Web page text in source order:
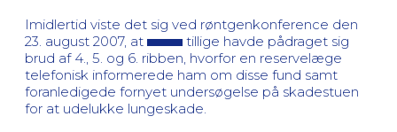
Imidlertid viste det sig ved røntgenkonference den
23. august 2007, at
tillige havde pådraget sig
brud af 4., 5. og 6. ribben, hvorfor en reservelæge
telefonisk informerede ham om disse fund samt
foranledigede fornyet undersøgelse på skadestuen
for at udelukke lungeskade.